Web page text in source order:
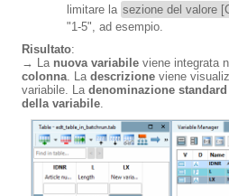
limitare la sezione del valore
"1-5", ad esempio.
Risultato:
→ La nuova variabile viene integrata
colonna . La descrizione viene
variabile. La denominazione standard
della variabile